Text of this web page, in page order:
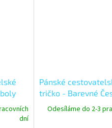
dní
Pánské
tričko - Barevné
symboly
Odesíláme do 2-3